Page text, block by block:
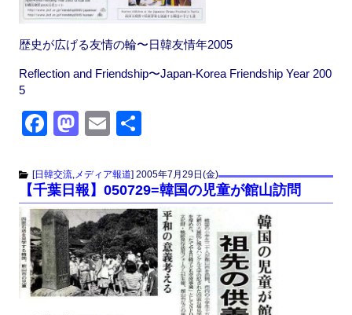
歴史が広げる友情の輪〜日韓友情年2005
Reflection and Friendship〜Japan-Korea Friendship Year 200
5
F
c
e
b
o
o
k
M
st
o
d
o
n
E
ail
[日韓交流,メディア報道] 2005年7月29日(金)
【千葉日報】050729=韓国の児童が館山訪問